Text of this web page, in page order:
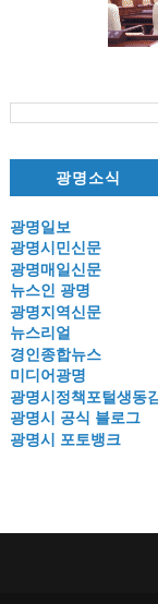
광명소식
광명일보
광명시민신문
광명매일신문
뉴스인 광명
광명지역신문
뉴스리얼
경인종합뉴스
미디어광명
광명시정책포털생동
광명시 공식 블로그
광명시 포토뱅크